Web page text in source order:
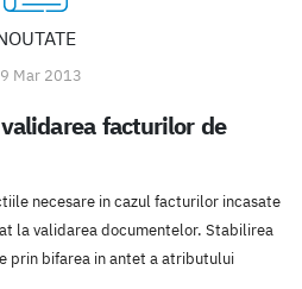
Mar 2013
facturilor de
necesare in cazul facturilor incasate
la validarea documentelor. Stabilirea
prin bifarea in antet a atributului